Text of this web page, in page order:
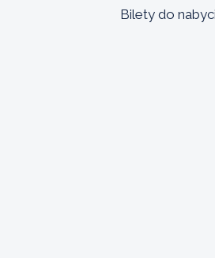
Bilety do